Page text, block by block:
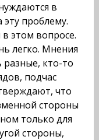
в
проблему.
этом вопросе.
легко. Мнения
кто-то
подчас
что
стороны
только для
стороны,